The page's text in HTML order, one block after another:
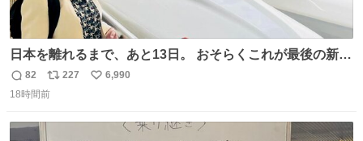
日本を離れるまで、あと13日。 おそらくこれが最後の新幹
線。駅弁には、お気に入りのうな重を。 残念ながら、富士
山は今回も雲の中でした（やっぱり！）。 #私の好きな日
返
信
82
リ
ポ
ト
227
い
6,990
18時間前